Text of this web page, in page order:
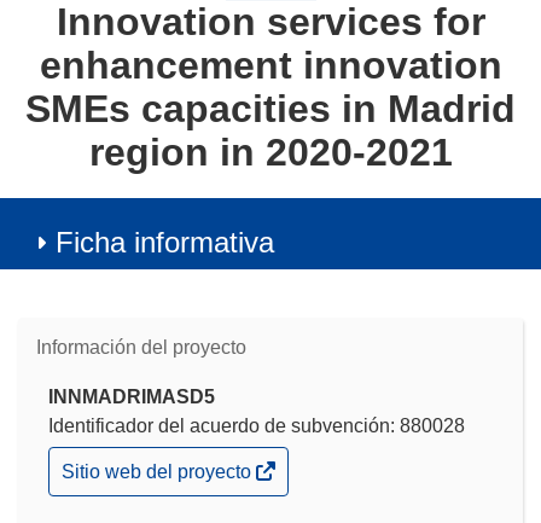
Innovation services for
enhancement innovation
SMEs capacities in Madrid
region in 2020-2021
Ficha informativa
Información del proyecto
INNMADRIMASD5
Identificador del acuerdo de subvención: 880028
(se
abrirá
Sitio web del proyecto